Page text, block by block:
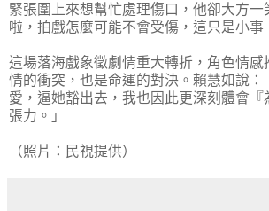
緊張圍上來想幫忙處理傷口，他卻大方一
啦，拍戲怎麼可能不會受傷，這只是小事
這場落海戲象徵劇情重大轉折，角色情感
情的衝突，也是命運的對決。賴慧如說：
愛，逼她豁出去，我也因此更深刻體會『
張力。」
（照片：民視提供）